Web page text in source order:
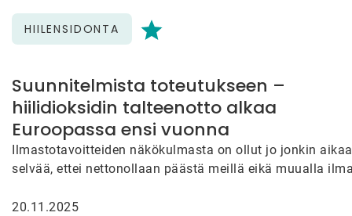
HIILENSIDONTA
Suunnitelmista toteutukseen –
hiilidioksidin talteenotto alkaa
Euroopassa ensi vuonna
Ilmastotavoitteiden näkökulmasta on ollut jo jonkin aikaa
selvää, ettei nettonollaan päästä meillä eikä muualla
20.11.2025